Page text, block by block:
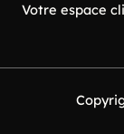
Votre espace